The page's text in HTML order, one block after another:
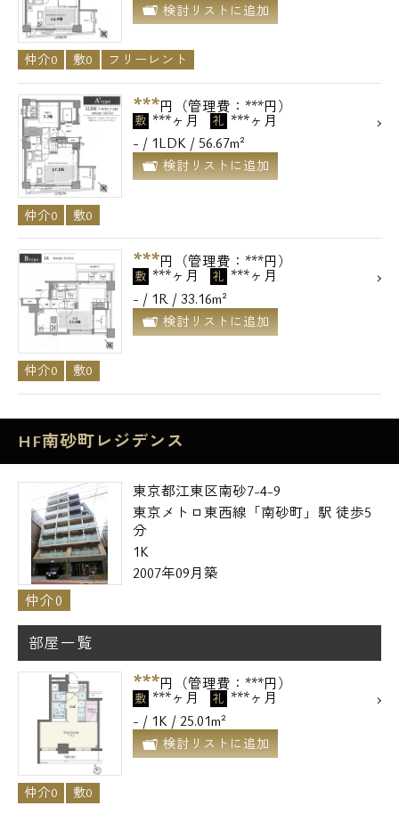
検討リストに追加
仲介0 敷0 フリーレント
***円（管理費：***円）
敷 ***ヶ月 礼 ***ヶ月
- / 1LDK / 56.67m²
検討リストに追加
仲介0 敷0
***円（管理費：***円）
敷 ***ヶ月 礼 ***ヶ月
- / 1R / 33.16m²
検討リストに追加
仲介0 敷0
HF南砂町レジデンス
東京都江東区南砂7-4-9
東京メトロ東西線「南砂町」駅 徒歩5
分
1K
2007年09月築
仲介0
部屋一覧
***円（管理費：***円）
敷 ***ヶ月 礼 ***ヶ月
- / 1K / 25.01m²
検討リストに追加
仲介0 敷0
電話でお問い合わせ
0120-500-529
営業時間 10：00～18：00